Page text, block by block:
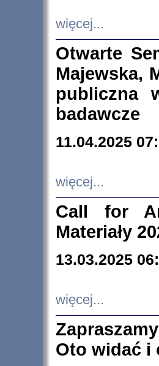
więcej...
Otwarte
Majewska,
publiczna
badawcze
11.04.2025
więcej...
Call for
Materiały
13.03.2025
więcej...
Oto widać i